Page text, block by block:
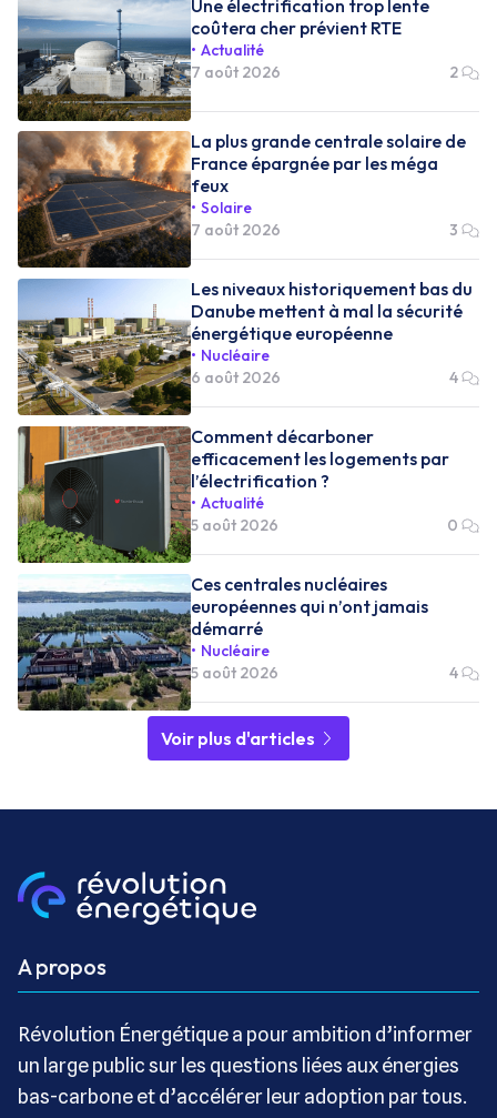
Une électrification trop lente
coûtera cher prévient RTE
Actualité
7 août 2026
2
La plus grande centrale solaire de
France épargnée par les méga
feux
Solaire
7 août 2026
3
Les niveaux historiquement bas du
Danube mettent à mal la sécurité
énergétique européenne
Nucléaire
6 août 2026
4
Comment décarboner
efficacement les logements par
l’électrification ?
Actualité
5 août 2026
0
Ces centrales nucléaires
européennes qui n’ont jamais
démarré
Nucléaire
5 août 2026
4
Voir plus d'articles
A propos
Révolution Énergétique a pour ambition d’informer
un large public sur les questions liées aux énergies
bas-carbone et d’accélérer leur adoption par tous.